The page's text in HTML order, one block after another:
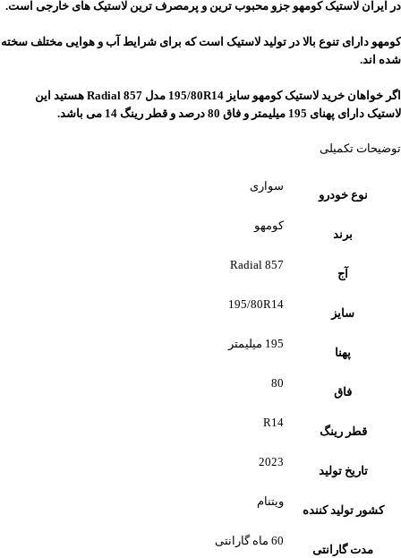
در ایران لاستیک کومهو جزو محبوب ترین و پرمصرف ترین لاستیک های خارجی است.
کومهو دارای تنوع بالا در تولید لاستیک است که برای شرایط آب و هوایی مختلف سخته
شده اند.
اگر خواهان خرید لاستیک کومهو سایز 195/80R14 مدل Radial 857 هستید این
لاستیک دارای پهنای 195 میلیمتر و فاق 80 درصد و قطر رینگ 14 می باشد.
توضیحات تکمیلی
نوع خودرو
سواری
برند
کومهو
آج
Radial 857
سایز
195/80R14
پهنا
195 میلیمتر
فاق
80
قطر رینگ
R14
تاریخ تولید
2023
کشور تولید کننده
ویتنام
مدت گارانتی
60 ماه گارانتی